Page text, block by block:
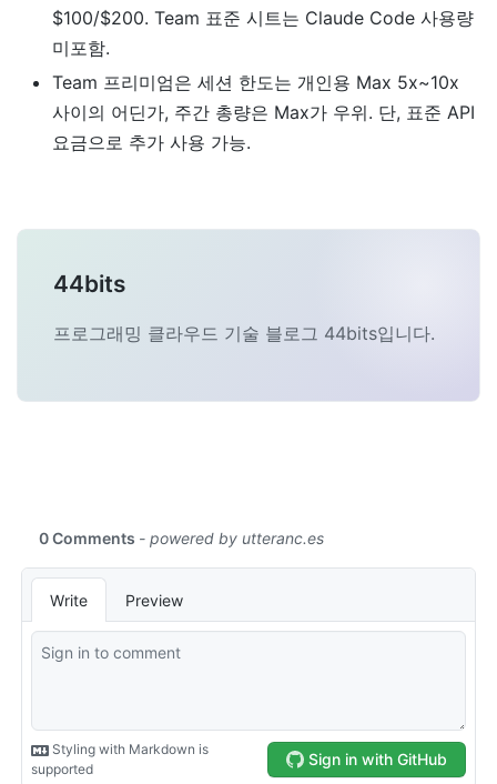
$100/$200. Team 표준 시트는 Claude Code 사용량
미포함.
Team 프리미엄은 세션 한도는 개인용 Max 5x~10x
사이의 어딘가, 주간 총량은 Max가 우위. 단, 표준 API
요금으로 추가 사용 가능.
44bits
프로그래밍 클라우드 기술 블로그 44bits입니다.